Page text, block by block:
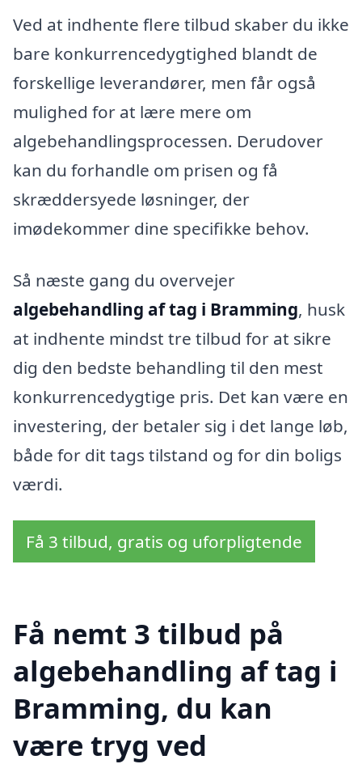
Ved at indhente flere tilbud skaber du ikke
bare konkurrencedygtighed blandt de
forskellige leverandører, men får også
mulighed for at lære mere om
algebehandlingsprocessen. Derudover
kan du forhandle om prisen og få
skræddersyede løsninger, der
imødekommer dine specifikke behov.
Så næste gang du overvejer
algebehandling af tag i Bramming, husk
at indhente mindst tre tilbud for at sikre
dig den bedste behandling til den mest
konkurrencedygtige pris. Det kan være en
investering, der betaler sig i det lange løb,
både for dit tags tilstand og for din boligs
værdi.
Få 3 tilbud, gratis og uforpligtende
Få nemt 3 tilbud på
algebehandling af tag i
Bramming, du kan
være tryg ved